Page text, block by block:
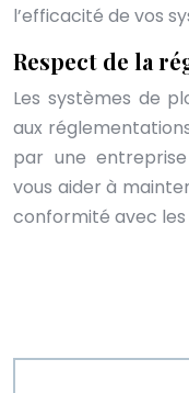
l’efficacité de vos
Respect de la
Les systèmes de
aux
par une
vous aider à
conformité avec